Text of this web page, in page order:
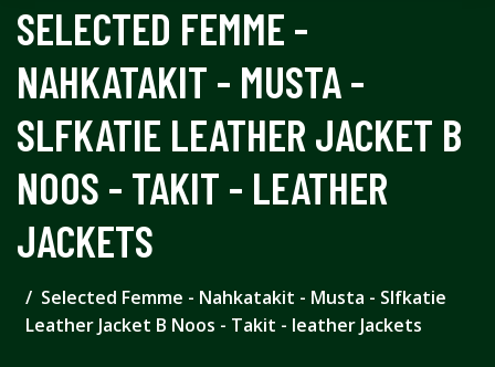
SELECTED FEMME -
NAHKATAKIT - MUSTA -
SLFKATIE LEATHER JACKET B
NOOS - TAKIT - LEATHER
JACKETS
Selected Femme - Nahkatakit - Musta - Slfkatie
Leather Jacket B Noos - Takit - leather Jackets